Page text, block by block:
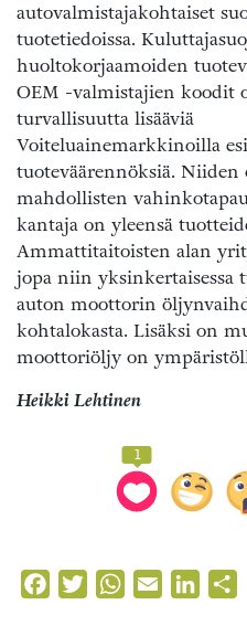
autovalmistajakohtaiset
tuotetiedoissa.
huoltokorjaamoiden
OEM -valmistajien koodit
turvallisuutta lisääviä
Voiteluainemarkkinoilla
tuoteväärennöksiä. Niiden
mahdollisten
kantaja on yleensä
Ammattitaitoisten alan
jopa niin yksinkertaisessa
auton moottorin
kohtalokasta. Lisäksi on
moottoriöljy on
Heikki Lehtinen
1
FacebookTwitterWhatsApp
Email